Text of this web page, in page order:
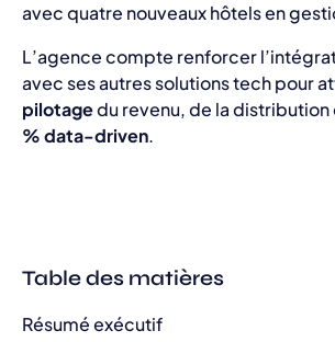
avec quatre nouveaux hôtels en
L’agence compte renforcer
avec ses autres solutions tech pour
pilotagedu revenu, de la
% data-driven.
Table des matières
Résumé exécutif